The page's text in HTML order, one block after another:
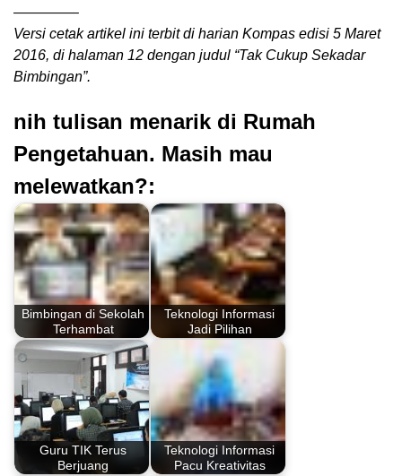
————–
Versi cetak artikel ini terbit di harian Kompas edisi 5 Maret
2016, di halaman 12 dengan judul “Tak Cukup Sekadar
Bimbingan”.
nih tulisan menarik di Rumah
Pengetahuan. Masih mau
melewatkan?:
Bimbingan di Sekolah
Terhambat
Teknologi Informasi
Jadi Pilihan
Guru TIK Terus
Berjuang
Teknologi Informasi
Pacu Kreativitas